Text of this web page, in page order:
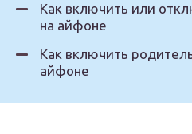
Как включить или
на айфоне
Как включить
айфоне